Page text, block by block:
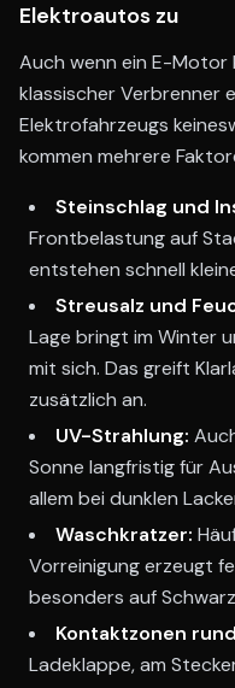
Elektroautos zu
Auch wenn ein E-Motor
klassischer Verbrenner
Elektrofahrzeugs
kommen mehrere
Steinschlag und
Frontbelastung auf
entstehen schnell
Streusalz und
Lage bringt im Winter
mit sich. Das greift
zusätzlich an.
UV-Strahlung:
Sonne langfristig für
allem bei dunklen
Waschkratzer:
Vorreinigung erzeugt
besonders auf
Kontaktzonen
Ladeklappe, am